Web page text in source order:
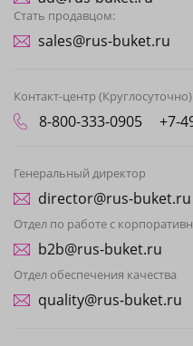
Стать продавцом:
sales@rus-buket.ru
Контакт-центр (Круглосуточно)
8-800-333-0905 +7-
Генеральный директор
director@rus-buket.ru
Отдел по работе с
b2b@rus-buket.ru
Отдел обеспечения качества
quality@rus-buket.ru